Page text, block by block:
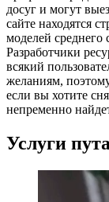
досуг и могут
сайте находятся
моделей среднего
Разработчики
всякий
желаниям,
если вы хотите
непременно
Услуги